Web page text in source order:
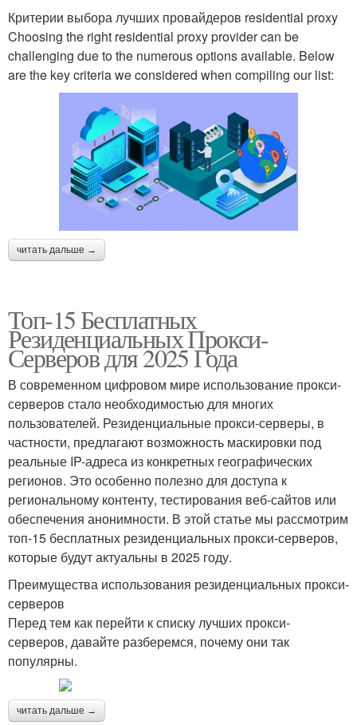
Критерии выбора лучших провайдеров residential proxy
Choosing the right residential proxy provider can be
challenging due to the numerous options available. Below
are the key criteria we considered when compiling our list:
читать дальше →
Топ-15 Бесплатных
Резиденциальных Прокси-
Серверов для 2025 Года
В современном цифровом мире использование прокси-
серверов стало необходимостью для многих
пользователей. Резиденциальные прокси-серверы, в
частности, предлагают возможность маскировки под
реальные IP-адреса из конкретных географических
регионов. Это особенно полезно для доступа к
региональному контенту, тестирования веб-сайтов или
обеспечения анонимности. В этой статье мы рассмотрим
топ-15 бесплатных резиденциальных прокси-серверов,
которые будут актуальны в 2025 году.
Преимущества использования резиденциальных прокси-
серверов
Перед тем как перейти к списку лучших прокси-
серверов, давайте разберемся, почему они так
популярны.
читать дальше →